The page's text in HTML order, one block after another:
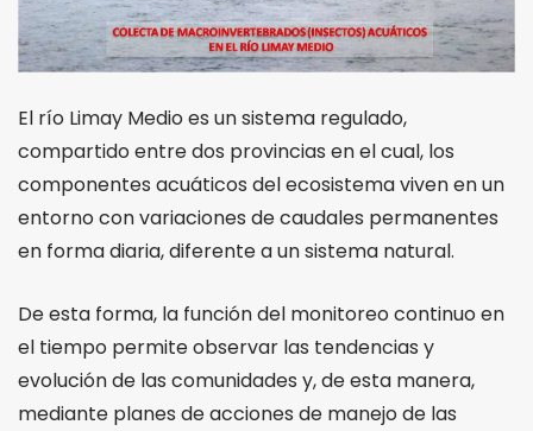
El río Limay Medio es un sistema regulado,
compartido entre dos provincias en el cual, los
componentes acuáticos del ecosistema viven en un
entorno con variaciones de caudales permanentes
en forma diaria, diferente a un sistema natural.
De esta forma, la función del monitoreo continuo en
el tiempo permite observar las tendencias y
evolución de las comunidades y, de esta manera,
mediante planes de acciones de manejo de las